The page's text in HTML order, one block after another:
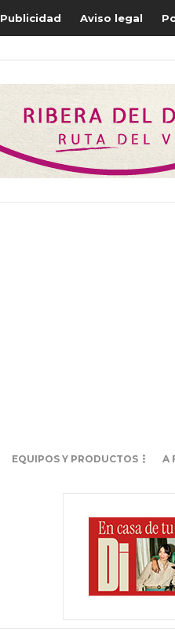
Publicidad Aviso legal
EQUIPOS Y PRODUCTOS A